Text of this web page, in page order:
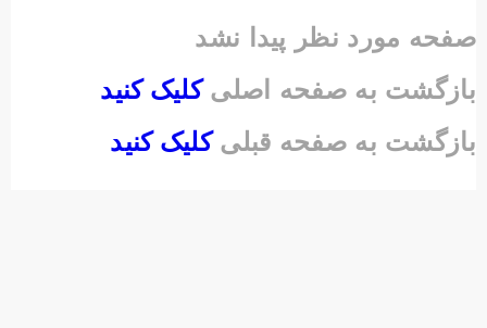
صفحه مورد نظر پیدا نشد
بازگشت به صفحه اصلیکلیک کنید
بازگشت به صفحه قبلیکلیک کنید